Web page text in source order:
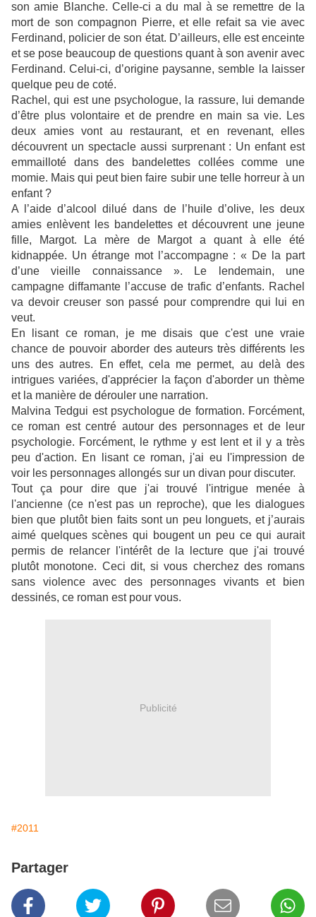
son amie Blanche. Celle-ci a du mal à se remettre de la
mort de son compagnon Pierre, et elle refait sa vie avec
Ferdinand, policier de son état. D’ailleurs, elle est enceinte
et se pose beaucoup de questions quant à son avenir avec
Ferdinand. Celui-ci, d’origine paysanne, semble la laisser
quelque peu de coté.
Rachel, qui est une psychologue, la rassure, lui demande
d’être plus volontaire et de prendre en main sa vie. Les
deux amies vont au restaurant, et en revenant, elles
découvrent un spectacle aussi surprenant : Un enfant est
emmailloté dans des bandelettes collées comme une
momie. Mais qui peut bien faire subir une telle horreur à un
enfant ?
A l’aide d’alcool dilué dans de l’huile d’olive, les deux
amies enlèvent les bandelettes et découvrent une jeune
fille, Margot. La mère de Margot a quant à elle été
kidnappée. Un étrange mot l’accompagne : « De la part
d’une vieille connaissance ». Le lendemain, une
campagne diffamante l’accuse de trafic d’enfants. Rachel
va devoir creuser son passé pour comprendre qui lui en
veut.
En lisant ce roman, je me disais que c'est une vraie
chance de pouvoir aborder des auteurs très différents les
uns des autres. En effet, cela me permet, au delà des
intrigues variées, d'apprécier la façon d'aborder un thème
et la manière de dérouler une narration.
Malvina Tedgui est psychologue de formation. Forcément,
ce roman est centré autour des personnages et de leur
psychologie. Forcément, le rythme y est lent et il y a très
peu d'action. En lisant ce roman, j'ai eu l'impression de
voir les personnages allongés sur un divan pour discuter.
Tout ça pour dire que j'ai trouvé l'intrigue menée à
l'ancienne (ce n'est pas un reproche), que les dialogues
bien que plutôt bien faits sont un peu longuets, et j’aurais
aimé quelques scènes qui bougent un peu ce qui aurait
permis de relancer l'intérêt de la lecture que j'ai trouvé
plutôt monotone. Ceci dit, si vous cherchez des romans
sans violence avec des personnages vivants et bien
dessinés, ce roman est pour vous.
Publicité
#2011
Partager